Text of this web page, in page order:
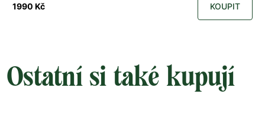
1990 Kč KOUPIT
Ostatní si také kupují